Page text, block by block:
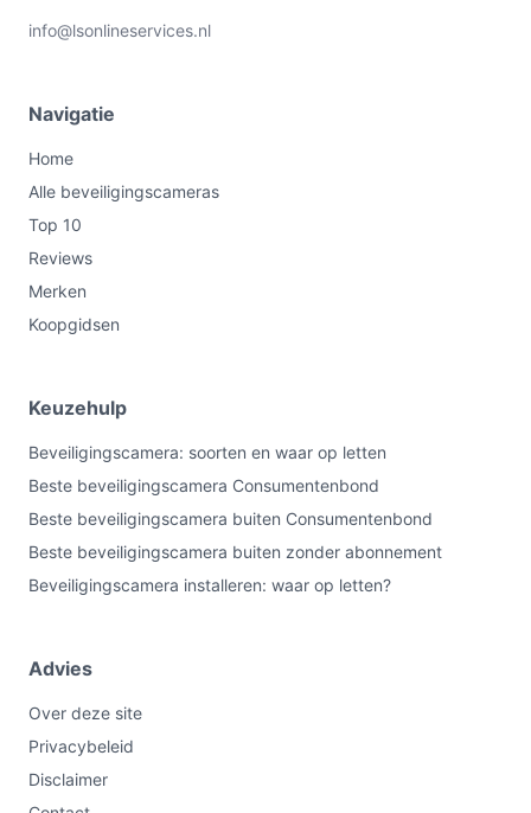
info@lsonlineservices.nl
Navigatie
Home
Alle beveiligingscameras
Top 10
Reviews
Merken
Koopgidsen
Keuzehulp
Beveiligingscamera: soorten en waar op letten
Beste beveiligingscamera Consumentenbond
Beste beveiligingscamera buiten Consumentenbond
Beste beveiligingscamera buiten zonder abonnement
Beveiligingscamera installeren: waar op letten?
Advies
Over deze site
Privacybeleid
Disclaimer